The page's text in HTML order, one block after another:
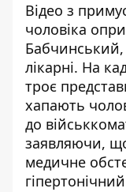
Відео з
чоловіка
лікарні. На
троє
хапають
до
заявляючи,
медичне